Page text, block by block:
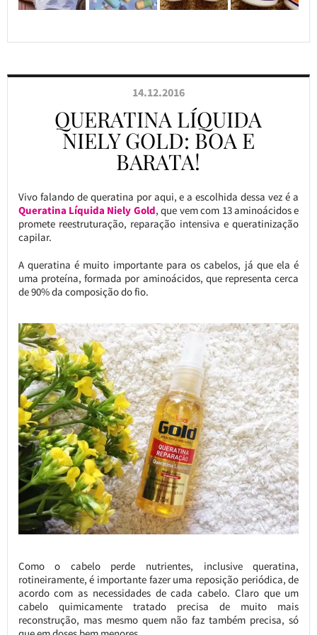
14.12.2016
QUERATINA LÍQUIDA
NIELY GOLD: BOA E
BARATA!
Vivo falando de queratina por aqui, e a escolhida dessa vez é a
Queratina Líquida Niely Gold, que vem com 13 aminoácidos e
promete reestruturação, reparação intensiva e queratinização
capilar.
A queratina é muito importante para os cabelos, já que ela é
uma proteína, formada por aminoácidos, que representa cerca
de 90% da composição do fio.
Como o cabelo perde nutrientes, inclusive queratina,
rotineiramente, é importante fazer uma reposição periódica, de
acordo com as necessidades de cada cabelo. Claro que um
cabelo quimicamente tratado precisa de muito mais
reconstrução, mas mesmo quem não faz também precisa, só